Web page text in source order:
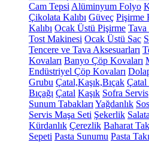
Cam Tepsi Alüminyum Folyo
Çikolata Kalıbı Güveç Pişirme
Kalıbı Ocak Üstü Pişirme Tava
Tost Makinesi Ocak Üstü Sac
Tencere ve Tava Aksesuarları
Kovaları Banyo Çöp Kovaları
Endüstriyel Çöp Kovaları
Grubu Çatal,Kaşık,Bıçak Çatal
Bıçağı Çatal Kaşık Sofra Servis
Sunum Tabakları Yağdanlık
Servis Maşa Seti Şekerlik
Kürdanlık Çerezlik Baharat
Sepeti Pasta Sunumu Pasta